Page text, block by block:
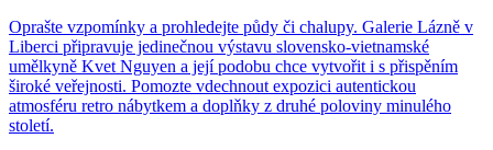
Oprašte vzpomínky a prohledejte půdy či chalupy. Galerie Lázně v
Liberci připravuje jedinečnou výstavu slovensko-vietnamské
umělkyně Kvet Nguyen a její podobu chce vytvořit i s přispěním
široké veřejnosti. Pomozte vdechnout expozici autentickou
atmosféru retro nábytkem a doplňky z druhé poloviny minulého
století.